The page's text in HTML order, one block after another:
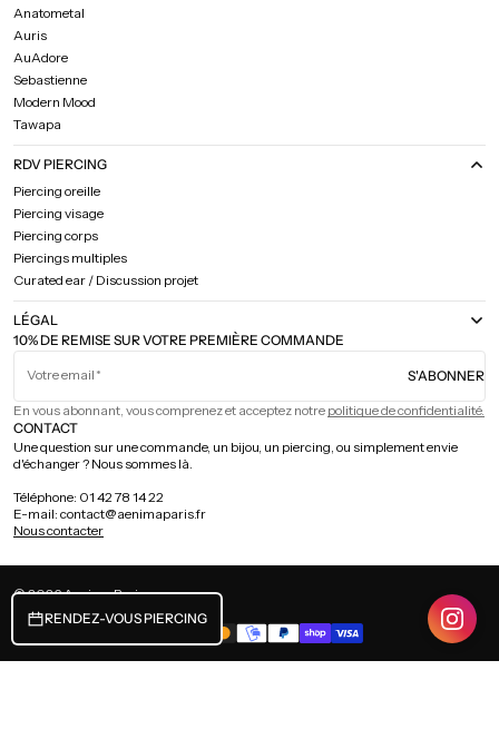
10% DE REMISE SUR VOTRE PREMIÈRE COMMANDE
Votre email S'ABONNER
En vous abonnant, vous comprenez et acceptez notre politique de confidentialité.
Anatometal
Auris
AuAdore
Sebastienne
Modern Mood
Tawapa
RDV PIERCING
Piercing oreille
Piercing visage
Piercing corps
Piercings multiples
Curated ear / Discussion projet
LÉGAL
CONTACT
Une question sur une commande, un bijou, un piercing, ou simplement envie
d'échanger ? Nous sommes là.
Téléphone: 01 42 78 14 22
E-mail: contact@aenimaparis.fr
Nous contacter
© 2026Aenima Paris..
FRANCE (EUR €) / FRANÇAIS
RENDEZ-VOUS PIERCING